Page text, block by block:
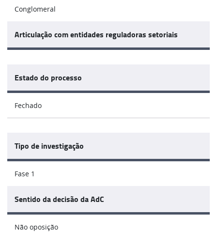
Conglomeral
Articulação com entidades reguladoras setoriais
Estado do processo
Fechado
Tipo de investigação
Fase 1
Sentido da decisão da AdC
Não oposição